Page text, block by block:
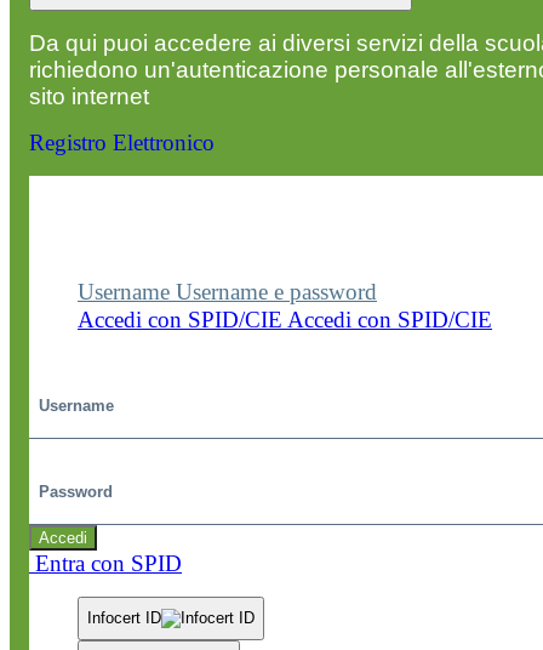
Da qui puoi accedere ai diversi servizi della
richiedono un'autenticazione personale
sito internet
Registro Elettronico
Username Username e password
Accedi con SPID/CIE Accedi con SPID/CIE
Accedi
Entra con SPID
Infocert ID